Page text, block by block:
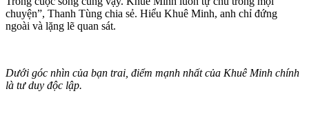
chuyện”, Thanh Tùng chia sẻ. Hiểu Khuê Minh, anh chỉ đứng
ngoài và lặng lẽ quan sát.
Dưới góc nhìn của bạn trai, điểm mạnh nhất của Khuê Minh chính
là tư duy độc lập.